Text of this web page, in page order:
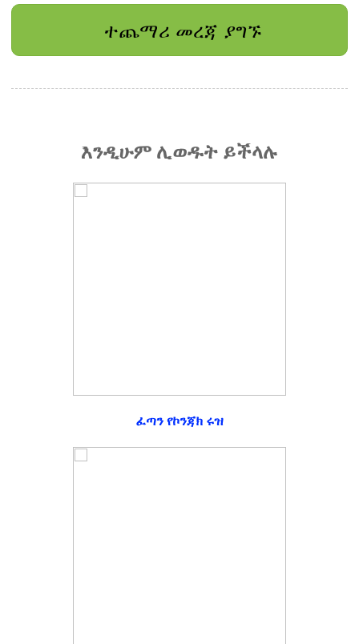
ተጨማሪ መረጃ ያግኙ
እንዲሁም ሊወዱት ይችላሉ
ፈጣን የኮንጃክ ሩዝ